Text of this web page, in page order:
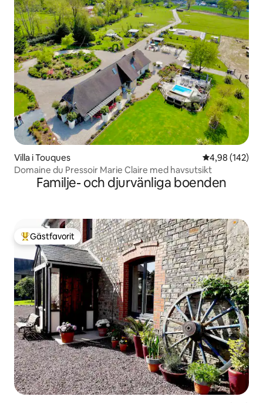
Villa i Touques 4,98 av 5 i
4,98 (142)
Domaine du Pressoir Marie Claire med havsutsikt
Familje- och djurvänliga boenden
Populär gästfavorit
Gästfavorit